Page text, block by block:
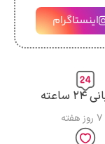
اینستاگرام
ساعته